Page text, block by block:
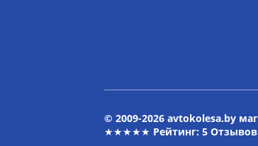
© 2009-2026 avtokolesa.by
★★★★★ Рейтинг: 5